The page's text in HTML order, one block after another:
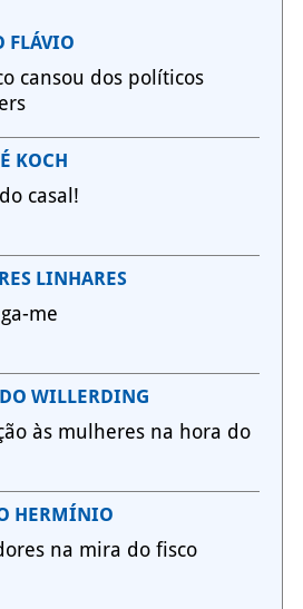
FLÁVIO
cansou dos políticos
KOCH
casal!
LINHARES
me
WILLERDING
às mulheres na hora do
HERMÍNIO
na mira do fisco